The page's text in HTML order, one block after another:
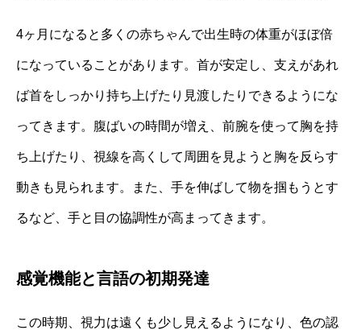
4ヶ月になると多くの赤ちゃんで出生時の体重がほぼ倍
になっていることがあります。首が安定し、支えがあれ
ば首をしっかり持ち上げたり見渡したりできるようにな
ってきます。腹ばいの時間が増え、前腕を使って胸を持
ち上げたり、視線を高くして周囲を見ようと胸を反らす
動きも見られます。また、手を伸ばして物を掴もうとす
るなど、手と目の協調性が高まってきます。
感覚機能と言語の初期発達
この時期、視力は遠くも少し見えるようになり、色の認